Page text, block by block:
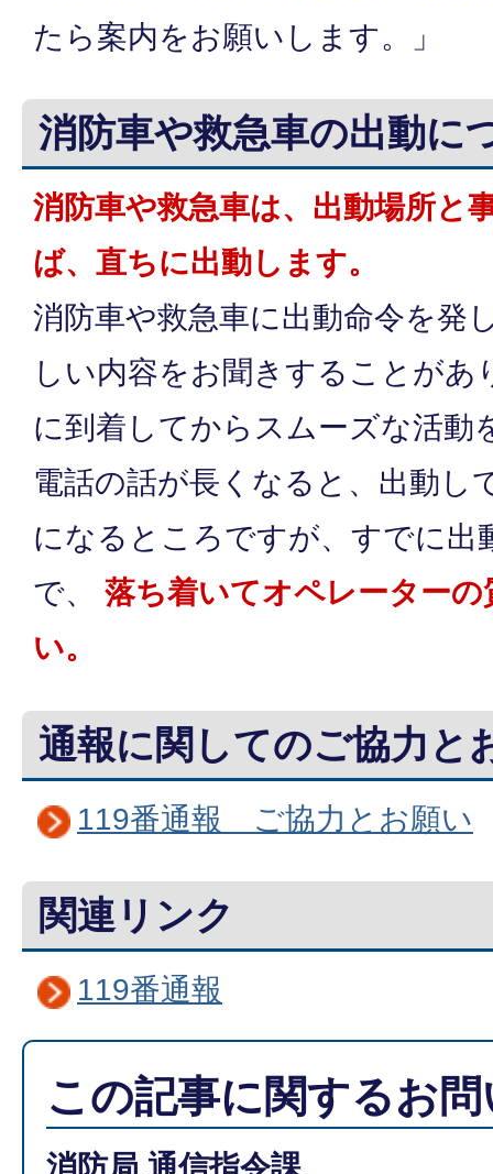
たら案内をお願いします。」
消防車や救急車の出動に
消防車や救急車は、出動場所と
ば、直ちに出動します。
消防車や救急車に出動命令を発
しい内容をお聞きすることがあ
に到着してからスムーズな活動
電話の話が長くなると、出動し
になるところですが、すでに出
で、 落ち着いてオペレーター
い。
通報に関してのご協力と
119番通報 ご協力とお願い
関連リンク
119番通報
この記事に関するお
消防局 通信指令課